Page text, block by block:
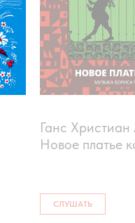
Ганс
Новое платье
СЛУШАТЬ